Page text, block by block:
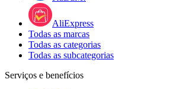
AliExpress
Todas as marcas
Todas as categorias
Todas as subcategorias
Serviços e benefícios